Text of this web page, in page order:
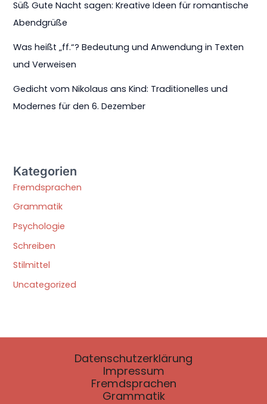
Süß Gute Nacht sagen: Kreative Ideen für romantische
Abendgrüße
Was heißt „ff.“? Bedeutung und Anwendung in Texten
und Verweisen
Gedicht vom Nikolaus ans Kind: Traditionelles und
Modernes für den 6. Dezember
Kategorien
Fremdsprachen
Grammatik
Psychologie
Schreiben
Stilmittel
Uncategorized
Datenschutzerklärung
Impressum
Fremdsprachen
Grammatik